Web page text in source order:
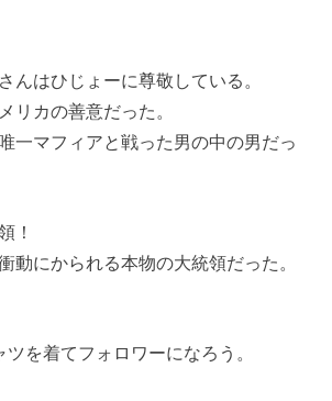
んはひじょーに尊敬している。
リカの善意だった。
一マフィアと戦った男の中の男だっ
！
動にかられる本物の大統領だった。
を着てフォロワーになろう。